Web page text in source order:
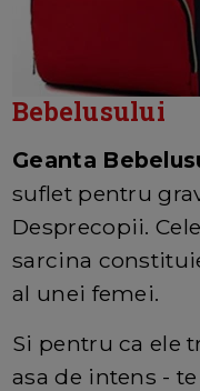
Bebelusului
Geanta
suflet pentru
Desprecopii.
sarcina
al unei femei.
Si pentru ca ele
asa de intens -